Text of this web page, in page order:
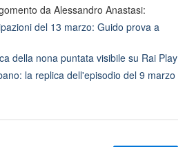
da Alessandro Anastasi:
del 13 marzo: Guido prova a
della nona puntata visibile su Rai Play
la replica dell'episodio del 9 marzo